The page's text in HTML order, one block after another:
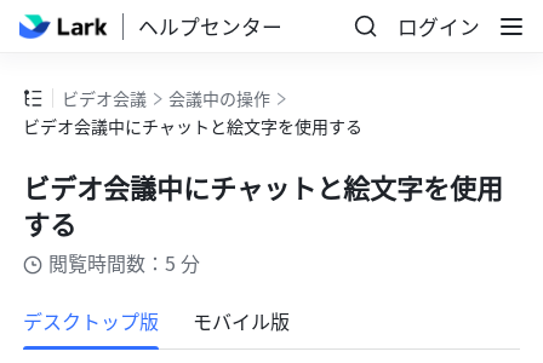
ヘルプセンター ログイン
ビデオ会議
会議中の操作
ビデオ会議中にチャットと絵文字を使用する
ビデオ会議中にチャットと絵文字を使用
する
閲覧時間数：5 分
デスクトップ版
モバイル版